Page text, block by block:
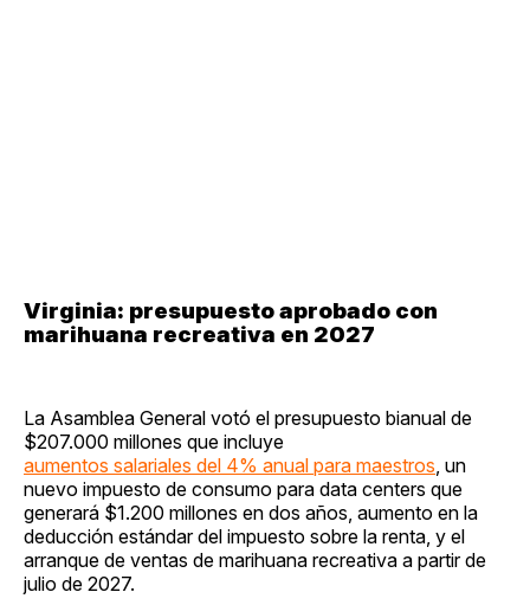
Virginia: presupuesto aprobado con
marihuana recreativa en 2027
La Asamblea General votó el presupuesto bianual de
$207.000 millones que incluye
aumentos salariales del 4% anual para maestros, un
nuevo impuesto de consumo para data centers que
generará $1.200 millones en dos años, aumento en la
deducción estándar del impuesto sobre la renta, y el
arranque de ventas de marihuana recreativa a partir de
julio de 2027.